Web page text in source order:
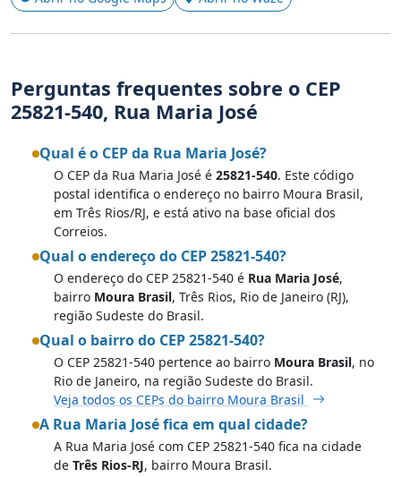
Perguntas frequentes sobre o CEP
25821-540, Rua Maria José
Qual é o CEP da Rua Maria José?
O CEP da Rua Maria José é 25821-540. Este código
postal identifica o endereço no bairro Moura Brasil,
em Três Rios/RJ, e está ativo na base oficial dos
Correios.
Qual o endereço do CEP 25821-540?
O endereço do CEP 25821-540 é Rua Maria José,
bairro Moura Brasil, Três Rios, Rio de Janeiro (RJ),
região Sudeste do Brasil.
Qual o bairro do CEP 25821-540?
O CEP 25821-540 pertence ao bairro Moura Brasil, no
Rio de Janeiro, na região Sudeste do Brasil.
Veja todos os CEPs do bairro Moura Brasil
A Rua Maria José fica em qual cidade?
A Rua Maria José com CEP 25821-540 fica na cidade
de Três Rios-RJ, bairro Moura Brasil.